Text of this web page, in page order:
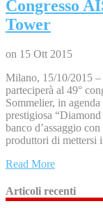
Congresso
Tower
on 15 Ott 2015
Milano, 15/10/2015
parteciperà al 49°
Sommelier, in
prestigiosa
banco d’assaggio
produttori di mettersi
Read More
Articoli recenti